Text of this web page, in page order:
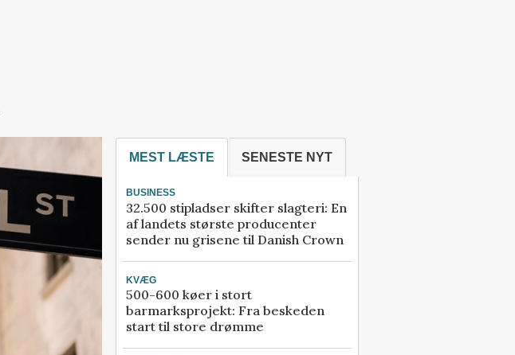
MEST LÆSTE SENESTE NYT
BUSINESS
32.500 stipladser skifter slagteri: En
af landets største producenter
sender nu grisene til Danish Crown
KVÆG
500-600 køer i stort
barmarksprojekt: Fra beskeden
start til store drømme